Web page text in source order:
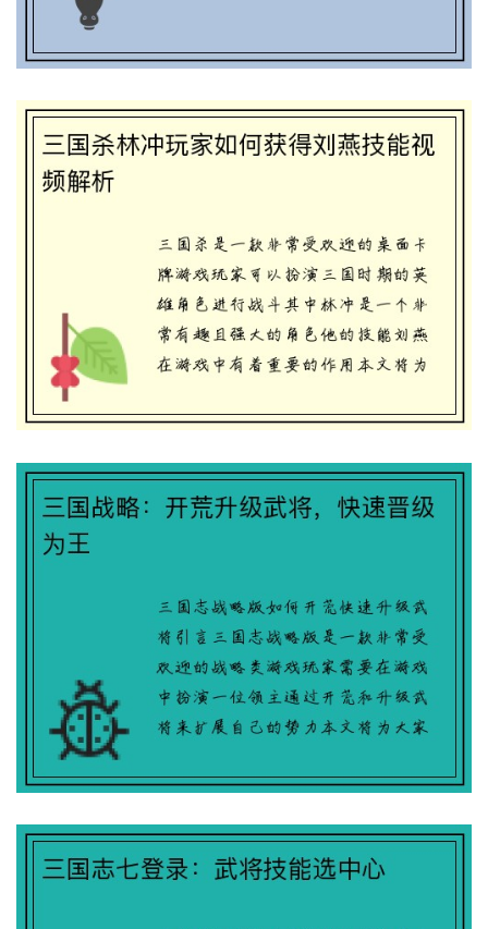
三国战略：开荒升级武将，快速晋级为王
三国志七登录：武将技能选中心